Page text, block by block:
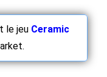
le jeu Ceramic